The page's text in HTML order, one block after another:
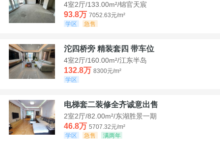
4室2厅/133.00m²/锦官天宸
93.8万 7052.63元/m²
学区
急售
沱四桥旁 精装套四 带车位
4室2厅/160.00m²/江东半岛
132.8万 8300元/m²
学区
电梯套二装修全齐诚意出售
2室2厅/82.00m²/东湖胜景一期
46.8万 5707.32元/m²
学区
急售 满两年